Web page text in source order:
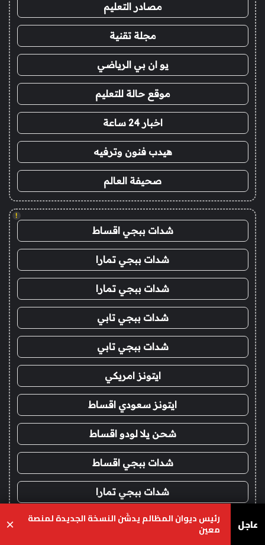
مصادر التعليم
مجلة تقنية
يو ان بي الرياضي
موقع حالة للتعليم
اخبار 24 ساعة
هيدب فنون وترفيه
صحيفة العالم
!
شدات ببجي اقساط
شدات ببجي تمارا
شدات ببجي تمارا
شدات ببجي تابي
شدات ببجي تابي
ايتونز امريكي
ايتونز سعودي اقساط
شحن يلا لودو اقساط
شدات ببجي اقساط
شدات ببجي تمارا
شدات ببجي تابي عاجل رئيس ديوان المظالم يدشّن النسخة الجديدة لمنصة
معين ×